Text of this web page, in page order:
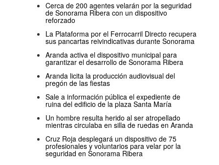
Cerca de 200 agentes velarán por la seguridad
de Sonorama Ribera con un dispositivo
reforzado
La Plataforma por el Ferrocarril Directo recupera
sus pancartas reivindicativas durante Sonorama
Aranda activa el dispositivo municipal para
garantizar el desarrollo de Sonorama Ribera
Aranda licita la producción audiovisual del
pregón de las fiestas
Sale a información pública el expediente de
ruina del edificio de la plaza Santa María
Un hombre resulta herido al ser atropellado
mientras circulaba en silla de ruedas en Aranda
Cruz Roja desplegará un dispositivo de 75
profesionales y voluntarios para velar por la
seguridad en Sonorama Ribera